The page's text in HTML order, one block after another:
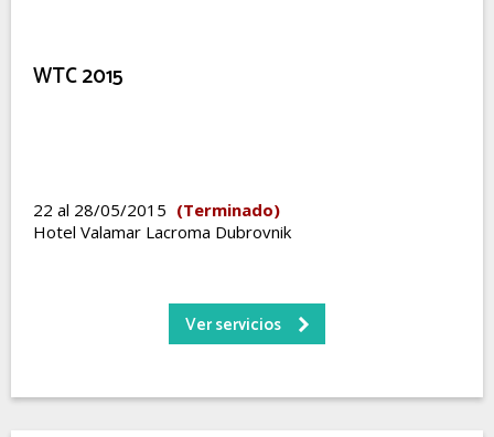
WTC 2015
22 al 28/05/2015 (Terminado)
Hotel Valamar Lacroma Dubrovnik
Ver servicios